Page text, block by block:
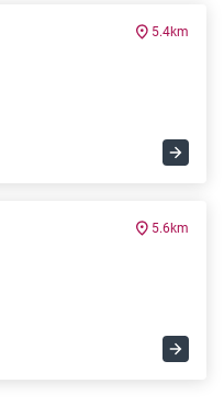
5.4km
5.6km